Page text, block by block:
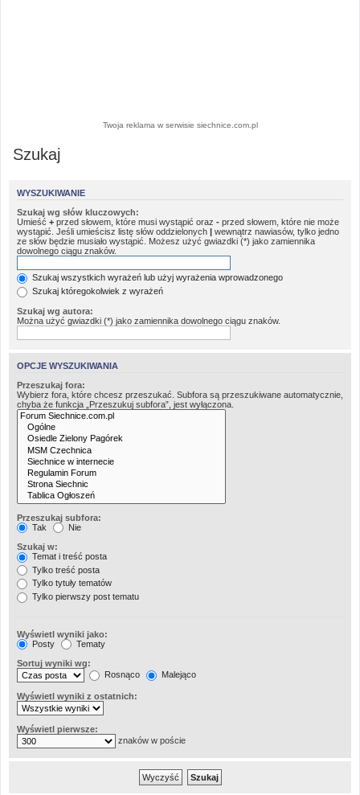
Twoja reklama w serwisie siechnice.com.pl
Szukaj
WYSZUKIWANIE
Szukaj wg słów kluczowych:
Umieść + przed słowem, które musi wystąpić oraz - przed słowem, które nie może
wystąpić. Jeśli umieścisz listę słów oddzielonych
wewnątrz nawiasów, tylko jedno
ze słów będzie musiało wystąpić. Możesz użyć gwiazdki (*) jako zamiennika
dowolnego ciągu znaków.
Szukaj wszystkich wyrażeń lub użyj wyrażenia wprowadzonego
Szukaj któregokolwiek z wyrażeń
Szukaj wg autora:
Można użyć gwiazdki (*) jako zamiennika dowolnego ciągu znaków.
OPCJE WYSZUKIWANIA
Przeszukaj fora:
Wybierz fora, które chcesz przeszukać. Subfora są przeszukiwane automatycznie,
chyba że funkcja „Przeszukuj subfora”, jest wyłączona.
Przeszukaj subfora:
Tak
Nie
Szukaj w:
Temat i treść posta
Tylko treść posta
Tylko tytuły tematów
Tylko pierwszy post tematu
Wyświetl wyniki jako:
Posty
Tematy
Sortuj wyniki wg:
Rosnąco
Malejąco
Wyświetl wyniki z ostatnich:
Wyświetl pierwsze:
znaków w poście